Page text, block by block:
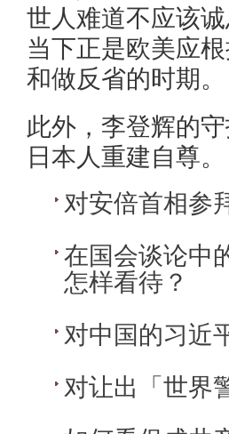
世人难道不应该
当下正是欧美应
和做反省的时期。
此外，李登辉的
日本人重建自尊。
对安倍首相参
在国会谈论中
怎样看待？
对中国的习近
对让出「世界